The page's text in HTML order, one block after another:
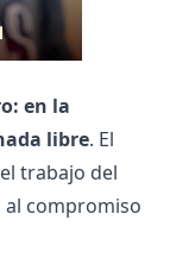
en la
libre. El
trabajo del
al compromiso